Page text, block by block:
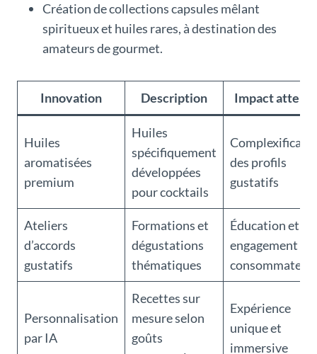
Création de collections capsules mêlant
spiritueux et huiles rares, à destination des
amateurs de gourmet.
Innovation Description Impact
Huiles
aromatisées
premium
Huiles
spécifiquement
développées
pour cocktails
des profils
gustatifs
Ateliers
d’accords
gustatifs
Formations et
dégustations
thématiques
Éducation et
engagement
Personnalisation
par IA
Recettes sur
mesure selon
goûts
Expérience
unique et
immersive